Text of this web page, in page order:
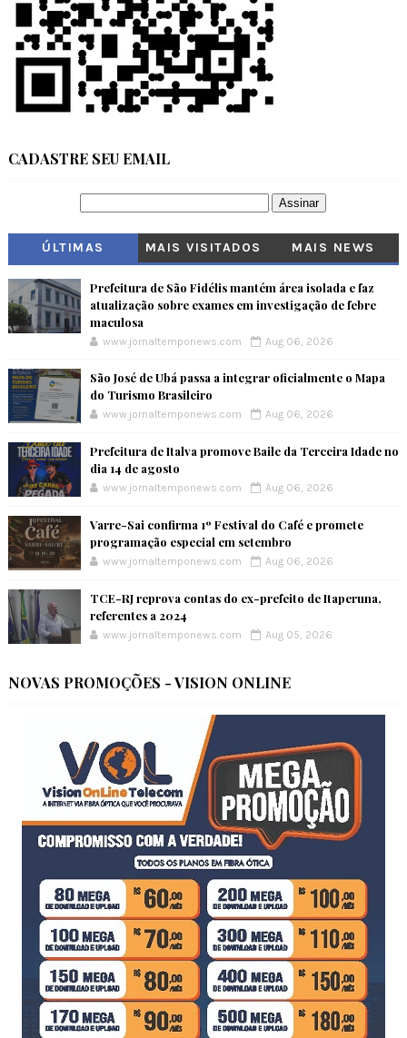
CADASTRE SEU EMAIL
ÚLTIMAS MAIS VISITADOS MAIS NEWS
Prefeitura de São Fidélis mantém área isolada e faz
atualização sobre exames em investigação de febre
maculosa
www.jornaltemponews.com Aug 06, 2026
São José de Ubá passa a integrar oficialmente o Mapa
do Turismo Brasileiro
www.jornaltemponews.com Aug 06, 2026
Prefeitura de Italva promove Baile da Terceira Idade no
dia 14 de agosto
www.jornaltemponews.com Aug 06, 2026
Varre-Sai confirma 1º Festival do Café e promete
programação especial em setembro
www.jornaltemponews.com Aug 06, 2026
TCE-RJ reprova contas do ex-prefeito de Itaperuna,
referentes a 2024
www.jornaltemponews.com Aug 05, 2026
NOVAS PROMOÇÕES - VISION ONLINE